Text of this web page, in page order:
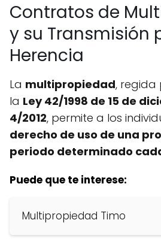
Contratos de
y su Transmisión
Herencia
La multipropiedad, regida
la Ley 42/1998 de 15 de
4/2012, permite a los
derecho de uso de una
periodo determinado
Puede que te interese:
Multipropiedad Timo